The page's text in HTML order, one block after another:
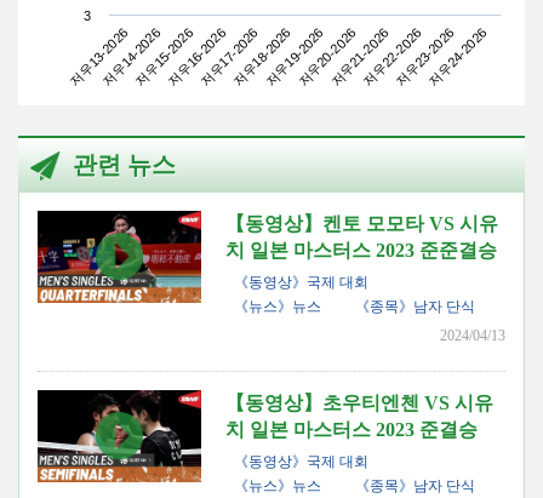
저우13-2026
저우14-2026저우15-2026저우16-2026저우17-2026저우18-2026저우19-2026저우20-2026저우21-2026저우22-2026저우23-2026저우24-2026
3
관련 뉴스
【동영상】켄토 모모타 VS 시유
치 일본 마스터스 2023 준준결승
《동영상》국제 대회
《뉴스》뉴스
《종목》남자 단식
2024/04/13
【동영상】초우티엔첸 VS 시유
치 일본 마스터스 2023 준결승
《동영상》국제 대회
《뉴스》뉴스
《종목》남자 단식